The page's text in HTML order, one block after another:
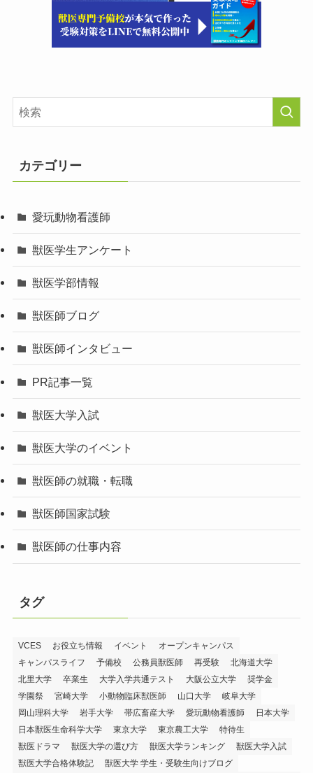
カテゴリー
愛玩動物看護師
獣医学生アンケート
獣医学部情報
獣医師ブログ
獣医師インタビュー
PR記事一覧
獣医大学入試
獣医大学のイベント
獣医師の就職・転職
獣医師国家試験
獣医師の仕事内容
タグ
VCES お役立ち情報 イベント
オープンキャンパス
キャンパスライフ
予備校 公務員獣医師 再受験
北海道大学
北里大学
卒業生 大学入学共通テスト 大阪公立大学
奨学金
学園祭
宮崎大学 小動物臨床獣医師 山口大学
岐阜大学
岡山理科大学
岩手大学 帯広畜産大学 愛玩動物看護師
日本大学
日本獣医生命科学大学
東京大学 東京農工大学
特待生
獣医ドラマ
獣医大学の選び方 獣医大学ランキング
獣医大学入試
獣医大学合格体験記
獣医大学 学生・受験生向けブログ